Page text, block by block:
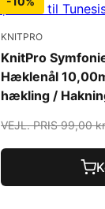
KNITPRO
KnitPro
Hæklenål
hækling /
VEJL. PRIS 99,00 kr